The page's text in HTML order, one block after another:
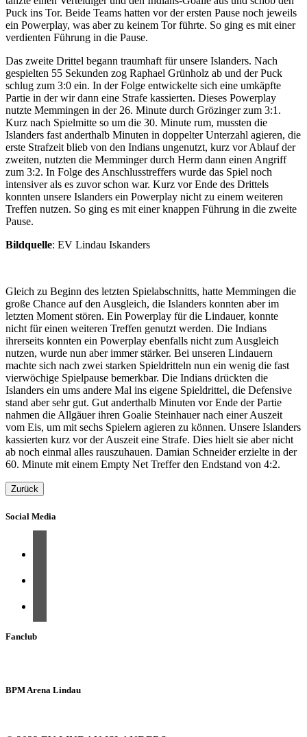
Puck ins Tor. Beide Teams hatten vor der ersten Pause noch jeweils
ein Powerplay, was aber zu keinem Tor führte. So ging es mit einer
verdienten Führung in die Pause.
Das zweite Drittel begann traumhaft für unsere Islanders. Nach
gespielten 55 Sekunden zog Raphael Grünholz ab und der Puck
schlug zum 3:0 ein. In der Folge entwickelte sich eine umkäpfte
Partie in der wir dann eine Strafe kassierten. Dieses Powerplay
nutzte Memmingen in der 26. Minute durch Grözinger zum 3:1.
Kurz nach Spielmitte so um die 30. Minute rum, mussten die
Islanders fast anderthalb Minuten in doppelter Unterzahl agieren, die
erste Strafzeit blieb von den Indians ungenutzt, kurz vor Ablauf der
zweiten, nutzten die Memminger durch Herm dann einen Angriff
zum 3:2. In Folge des Anschlusstreffers wurde das Spiel noch
intensiver als es zuvor schon war. Kurz vor Ende des Drittels
konnten unsere Islanders ein Powerplay nicht zu einem weiteren
Treffen nutzen. So ging es mit einer knappen Führung in die zweite
Pause.
Bildquelle: EV Lindau Iskanders
Gleich zu Beginn des letzten Spielabschnitts, hatte Memmingen die
große Chance auf den Ausgleich, die Islanders konnten aber im
letzten Moment stören. Ein Powerplay für die Lindauer, konnte
nicht für einen weiteren Treffen genutzt werden. Die Indians
ihrerseits konnten ein Powerplay ebenfalls nicht zum Ausgleich
nutzen, wurde nun aber immer stärker. Bei unseren Lindauern
machte sich nach zwei starken Spieldritteln nun ein wenig die fast
vierwöchige Spielpause bemerkbar. Die Indians drückten die
Islanders ein ums andere Mal ins eigene Spieldrittel, die Defensive
stand aber sehr gut. Gut anderthalb Minuten vor Ende der Partie
nahmen die Allgäuer ihren Goalie Steinhauer nach einer Auszeit
vom Eis, um mit sechs Spielern agieren zu können. Unsere Islanders
kassierten kurz vor der Auszeit eine Strafe. Dies hielt sie aber nicht
ab noch einmal alles rauszuhauen. Damian Schneider erzielte in der
60. Minute mit einem Empty Net Treffer den Endstand von 4:2.
Zurück
Social Media
Fanclub
BPM Arena Lindau